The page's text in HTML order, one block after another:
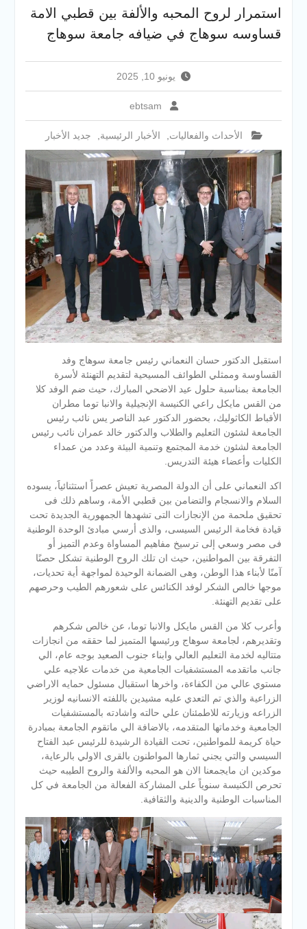
جامعة سوهاج تفتح أبوابها
لطلاب الثانوية العامة فى أولى
أيام المرحلة الأولى للتنسيق
2026
استمرار لروح المحبه والألفة بين قطبي الامة
قساوسه سوهاج في ضيافه جامعة سوهاج
يونيو 10, 2025
ebtsam
الأحداث والفعاليات الأخبار الرئيسية جديد الأخبار
استقبل الدكتور حسان النعماني رئيس جامعة سوهاج وفد
القساوسة وممثلي الطوائف المسيحية لتقديم التهنئة لأسرة
الجامعة بمناسبة حلول عيد الاضحي المبارك، حيث ضم الوفد كلا
من القس مايكل راعي الكنيسة الإنجيلية والانبا توما مطران
الأقباط الكاثوليك، بحضور الدكتور عبد الناصر يس نائب رئيس
الجامعة لشئون التعليم والطلاب والدكتور خالد عمران نائب رئيس
الجامعة لشئون خدمة المجتمع وتنمية البيئة وعدد من عمداء
الكليات وأعضاء هيئة التدريس.
اكد النعماني على أن الدولة المصرية تعيش عصراً استثنائياََ، يسوده
السلام والانسجام والتضامن بين قطبي الأمة، وساهم ذلك فى
تحقيق ملحمة من الإنجازات التى تشهدها الجمهورية الجديدة تحت
قيادة فخامة الرئيس السيسى، والذى أرسي مبادئ الوحدة الوطنية
فى مصر وسعي إلى ترسيخ مفاهيم المساواة وعدم التميز أو
التفرقة بين المواطنين، حيث ان تلك الروح الوطنية تشكل حصنًا
آمنًا لأبناء هذا الوطن، وهى الضمانة الوحيدة لمواجهة أية تحديات،
موجها خالص الشكر لوفد الكنائس على شعورهم الطيب وحرصهم
على تقديم التهنئة.
وأعرب كلا من القس مايكل والانبا توما، عن خالص شكرهم
وتقديرهم، لجامعة سوهاج ورئيسها المتميز لما حققه من انجازات
متتاليه لخدمة التعليم العالي وابناء جنوب الصعيد بوجه عام، الي
جانب ماتقدمه المستشفيات الجامعية من خدمات علاجيه علي
مستوي عالي من الكفاءة، واخرها استقبال مسئول حمايه الاراضي
الزراعية والذي تم التعدي عليه مشيدين باللفته الانسانيه لوزير
الزراعه وزيارته للاطمئنان علي حالته واشادته بالمستشفيات
الجامعية وخدماتها المتقدمه، بالاضافة الي ماتقوم الجامعة بمبادرة
حياة كريمة للمواطنين، تحت القيادة الرشيدة للرئيس عبد الفتاح
السيسي والتي يجني ثمارها المواطنون بالقرى الاولي بالرعاية،
موكدين ان مايجمعنا الان هو المحبه والألفة والروح الطيبه حيث
تحرص الكنيسة سنوياً على المشاركة الفعالة من الجامعة في كل
المناسبات الوطنية والدينية والثقافية.